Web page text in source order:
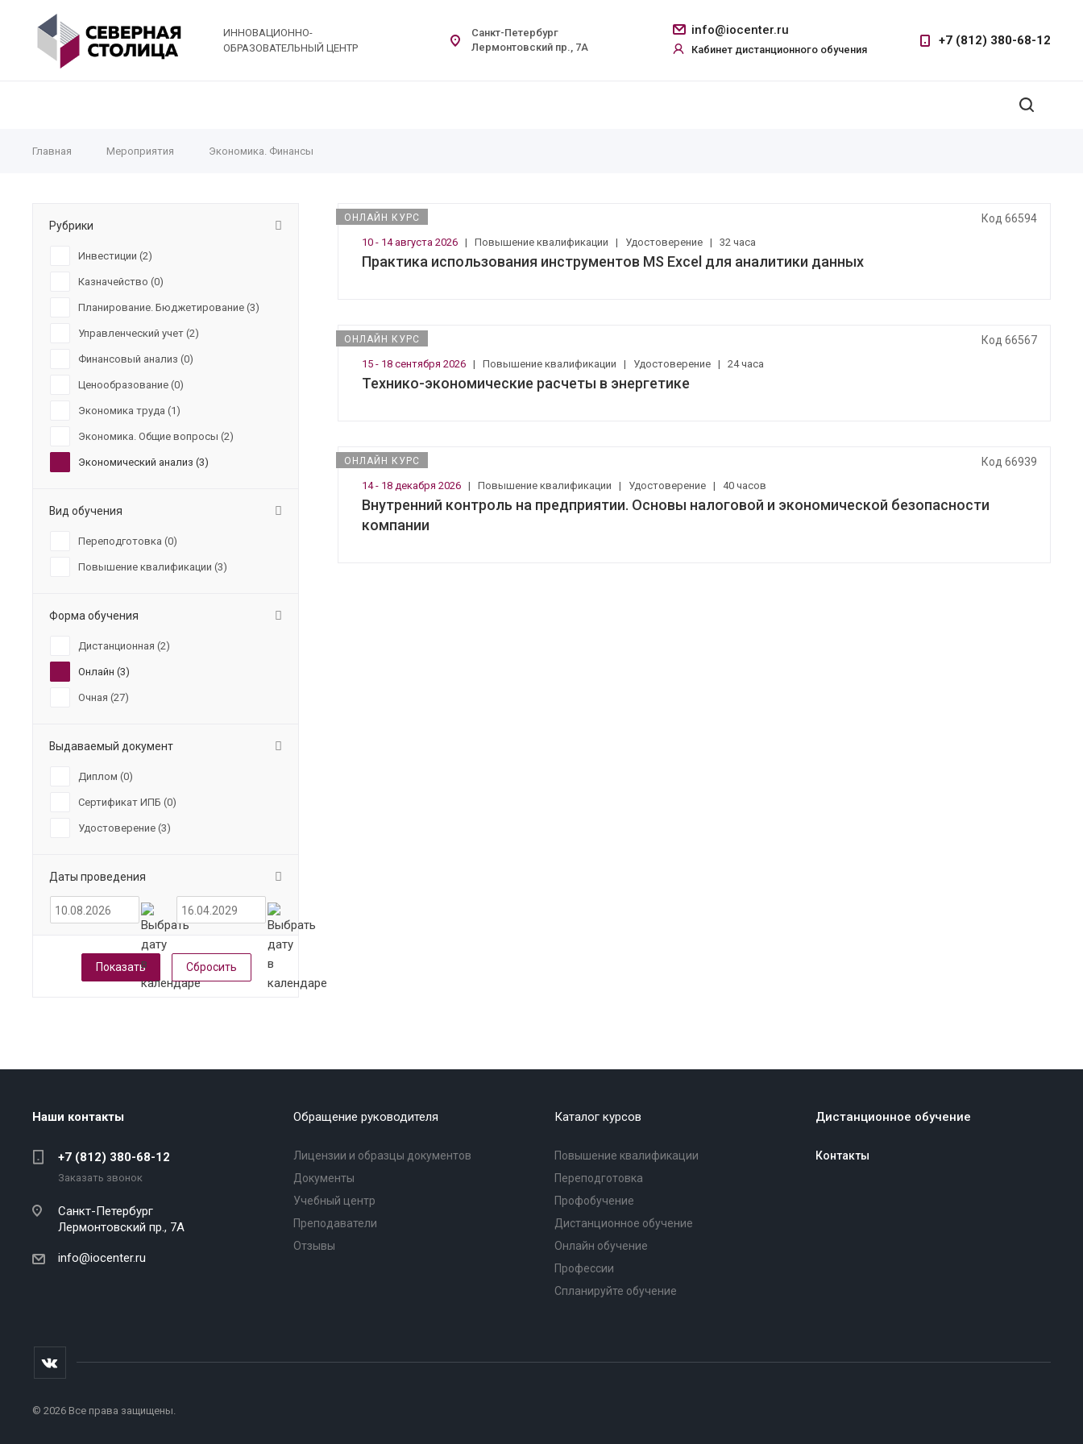
ИННОВАЦИОННО-
ОБРАЗОВАТЕЛЬНЫЙ ЦЕНТР
info@iocenter.ru
Кабинет дистанционного обучения
+7 (812) 380-68-12
Санкт-Петербург
Лермонтовский пр., 7А
Главная Мероприятия Экономика. Финансы
ОНЛАЙН КУРС Код 66594
10 - 14 августа 2026 |Повышение квалификации | Удостоверение |32 часа
Практика использования инструментов MS Excel для аналитики данных
ОНЛАЙН КУРС Код 66567
15 - 18 сентября 2026 |Повышение квалификации | Удостоверение |24 часа
Технико-экономические расчеты в энергетике
ОНЛАЙН КУРС Код 66939
14 - 18 декабря 2026 |Повышение квалификации | Удостоверение |40 часов
Внутренний контроль на предприятии. Основы налоговой и экономической безопасности
компании
Рубрики
Инвестиции (2)
Казначейство (0)
Планирование. Бюджетирование (3)
Управленческий учет (2)
Финансовый анализ (0)
Ценообразование (0)
Экономика труда (1)
Экономика. Общие вопросы (2)
Экономический анализ (3)
Вид обучения
Переподготовка (0)
Повышение квалификации (3)
Форма обучения
Дистанционная (2)
Онлайн (3)
Очная (27)
Выдаваемый документ
Диплом (0)
Сертификат ИПБ (0)
Удостоверение (3)
Даты проведения
Сбросить
Наши контакты
+7 (812) 380-68-12
Заказать звонок
Санкт-Петербург
Лермонтовский пр., 7А
info@iocenter.ru
Обращение руководителя
Лицензии и образцы документов
Документы
Учебный центр
Преподаватели
Отзывы
Каталог курсов
Повышение квалификации
Переподготовка
Профобучение
Дистанционное обучение
Онлайн обучение
Профессии
Спланируйте обучение
Дистанционное обучение
Контакты
© 2026 Все права защищены.